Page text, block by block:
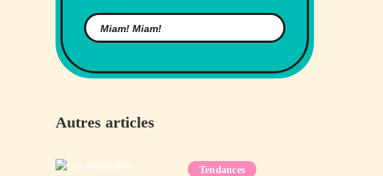
Autres articles
Tendances